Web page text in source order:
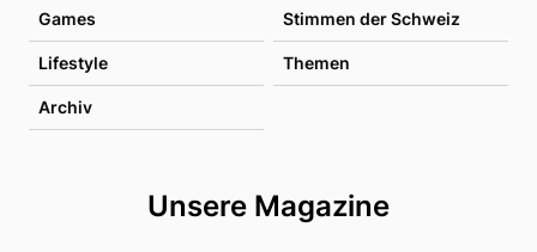
Games Stimmen der Schweiz
Lifestyle Themen
Archiv
Unsere Magazine